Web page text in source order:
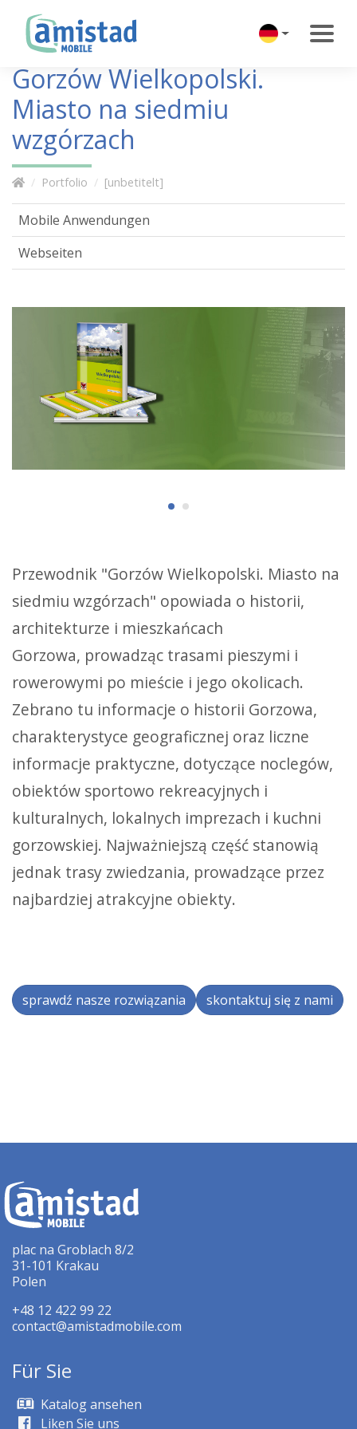
Gorzów Wielkopolski.
Miasto na siedmiu
wzgórzach
Portfolio [unbetitelt]
Przewodnik "Gorzów Wielkopolski. Miasto na
siedmiu wzgórzach" opowiada o historii,
architekturze i mieszkańcach
Gorzowa, prowadząc trasami pieszymi i
rowerowymi po mieście i jego okolicach.
Zebrano tu informacje o historii Gorzowa,
charakterystyce geograficznej oraz liczne
informacje praktyczne, dotyczące noclegów,
obiektów sportowo rekreacyjnych i
kulturalnych, lokalnych imprezach i kuchni
gorzowskiej. Najważniejszą część stanowią
jednak trasy zwiedzania, prowadzące przez
najbardziej atrakcyjne obiekty.
sprawdź nasze rozwiązania skontaktuj się z nami
Mobile Anwendungen
Webseiten
plac na Groblach 8/2
31-101 Krakau
Polen
+48 12 422 99 22
contact@amistadmobile.com
Für Sie
Katalog ansehen
Liken Sie uns